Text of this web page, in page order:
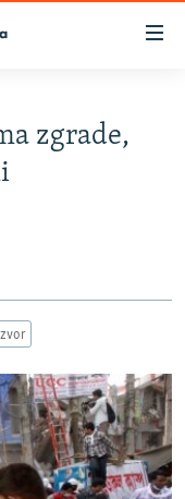
zgrade,